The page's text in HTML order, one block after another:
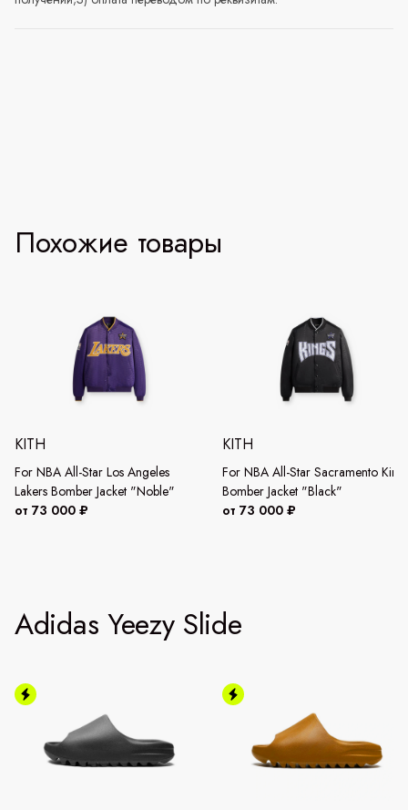
Похожие товары
KITH
For NBA All-Star Los Angeles
Lakers Bomber Jacket "Noble"
от 73 000 ₽
KITH
For NBA All-Star Sacramento
Bomber Jacket "Black"
от 73 000 ₽
Adidas Yeezy Slide